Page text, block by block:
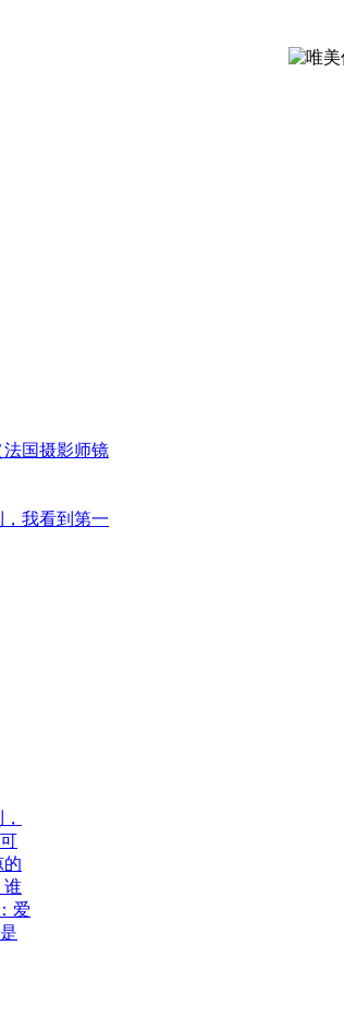
国摄影师镜
我看到第一
的
谁
爱